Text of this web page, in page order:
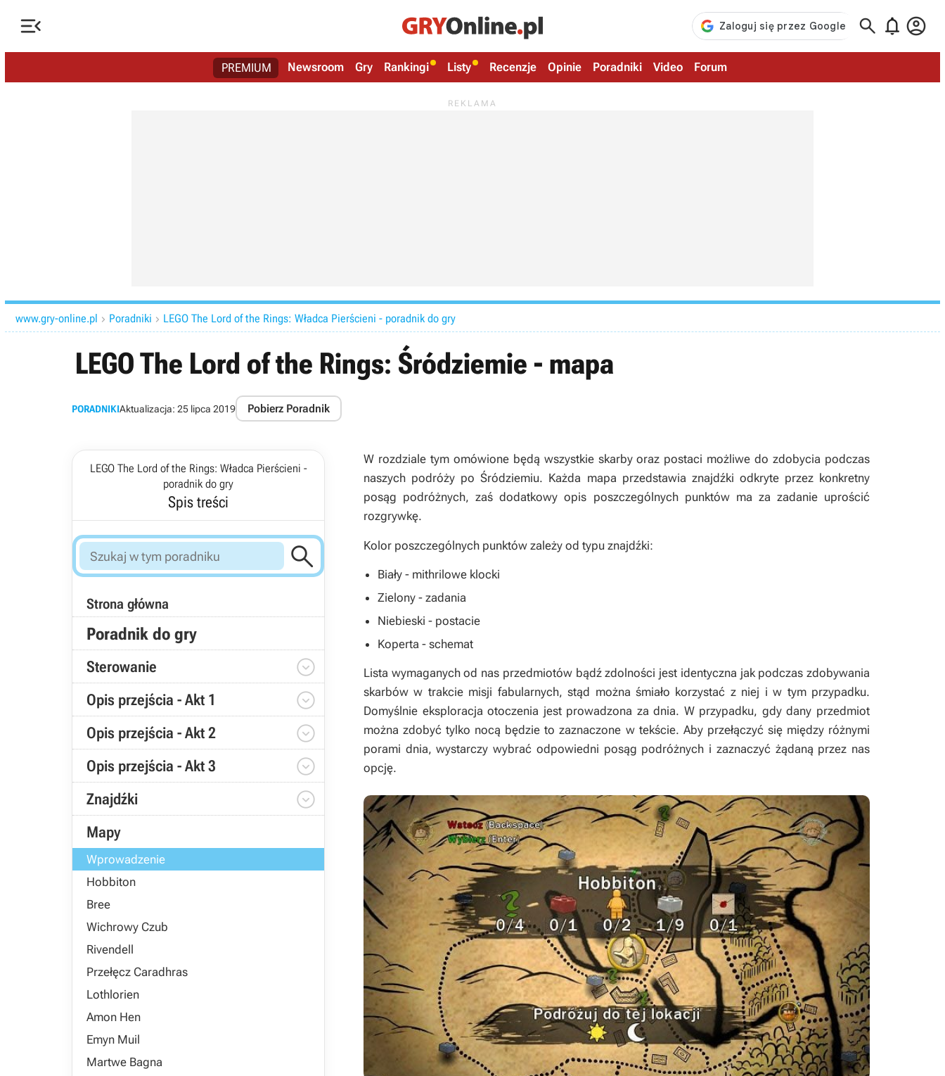
   
PREMIUM Newsroom Gry Rankingi Listy Recenzje Opinie Poradniki Video Forum
www.gry-online.pl  Poradniki  LEGO The Lord of the Rings: Władca Pierścieni - poradnik do gry
LEGO The Lord of the Rings: Śródziemie - mapa
PORADNIKIAktualizacja: 25 lipca 2019 Pobierz Poradnik
LEGO The Lord of the Rings: Władca Pierścieni -
poradnik do gry
Spis treści

Strona główna
Poradnik do gry
Sterowanie 
Opis przejścia - Akt 1 
Opis przejścia - Akt 2 
Opis przejścia - Akt 3 
Znajdźki 
Mapy
Wprowadzenie
Hobbiton
Bree
Wichrowy Czub
Rivendell
Przełęcz Caradhras
Lothlorien
Amon Hen
Emyn Muil
Martwe Bagna
W rozdziale tym omówione będą wszystkie skarby oraz postaci możliwe do zdobycia podczas
naszych podróży po Śródziemiu. Każda mapa przedstawia znajdźki odkryte przez konkretny
posąg podróżnych, zaś dodatkowy opis poszczególnych punktów ma za zadanie uprościć
rozgrywkę.
Kolor poszczególnych punktów zależy od typu znajdźki:
Biały - mithrilowe klocki
Zielony - zadania
Niebieski - postacie
Koperta - schemat
Lista wymaganych od nas przedmiotów bądź zdolności jest identyczna jak podczas zdobywania
skarbów w trakcie misji fabularnych, stąd można śmiało korzystać z niej i w tym przypadku.
Domyślnie eksploracja otoczenia jest prowadzona za dnia. W przypadku, gdy dany przedmiot
można zdobyć tylko nocą będzie to zaznaczone w tekście. Aby przełączyć się między różnymi
porami dnia, wystarczy wybrać odpowiedni posąg podróżnych i zaznaczyć żądaną przez nas
opcję.